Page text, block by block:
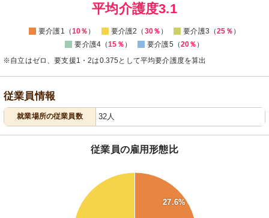
0
平均介護度3.1
要介護1（10％ ） 要介護2（ 30％ ） 要介護3（25％ ）
要介護4（15％ ） 要介護5（20％ ）
※自立はゼロ、要支援1・2は0.375として平均要介護度を算出
従業員情報
就業場所の従業員数 32人
従業員の雇用形態比
27.6%